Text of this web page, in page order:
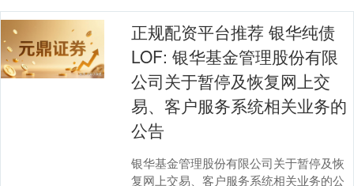
正规配资平台推荐 银华纯债
LOF: 银华基金管理股份有限
公司关于暂停及恢复网上交
易、客户服务系统相关业务的
公告
银华基金管理股份有限公司关于暂停及恢
复网上交易、客户服务系统相关业务的公